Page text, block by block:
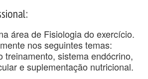
área de Fisiologia do exercício.
nos seguintes temas:
treinamento, sistema endócrino,
e suplementação nutricional.